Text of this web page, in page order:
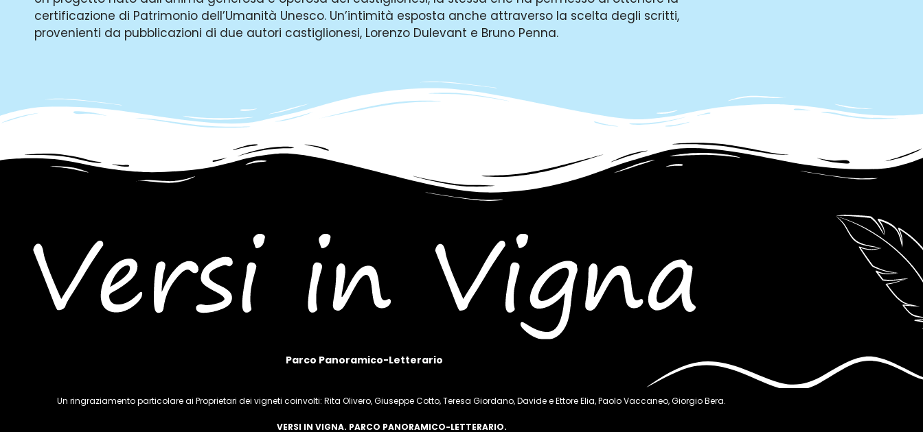
certificazione di Patrimonio dell’Umanità Unesco. Un’intimità esposta anche attraverso la scelta degli scritti,
provenienti da pubblicazioni di due autori castiglionesi, Lorenzo Dulevant e Bruno Penna.
Parco Panoramico-Letterario
Un ringraziamento particolare ai Proprietari dei vigneti coinvolti: Rita Olivero, Giuseppe Cotto, Teresa Giordano, Davide e Ettore Elia, Paolo Vaccaneo, Giorgio Bera.
VERSI IN VIGNA. PARCO PANORAMICO-LETTERARIO.